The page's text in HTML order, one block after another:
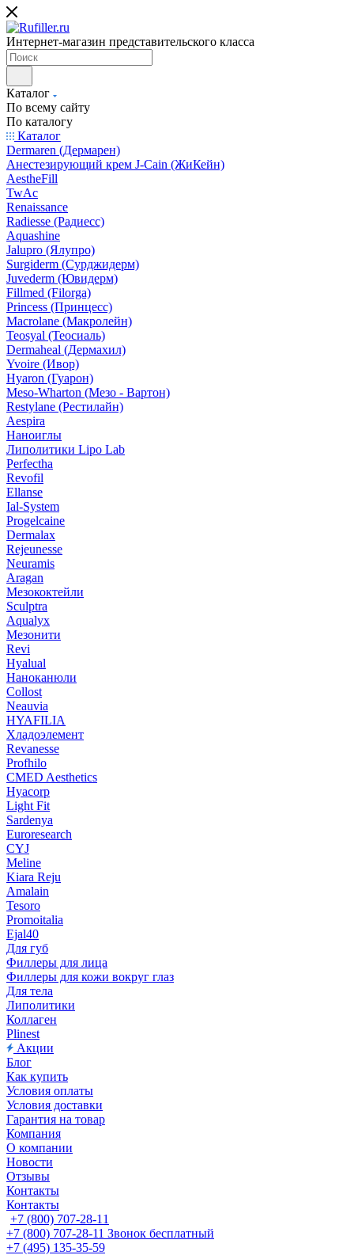
Интернет-магазин представительского класса
Каталог
По всему сайту
По каталогу
Каталог
Dermaren (Дермарен)
Анестезирующий крем J-Cain (ЖиКейн)
AestheFill
TwAc
Renaissance
Radiesse (Радиесс)
Aquashine
Jalupro (Ялупро)
Surgiderm (Сурджидерм)
Juvederm (Ювидерм)
Fillmed (Filorga)
Princess (Принцесс)
Macrolane (Макролейн)
Teosyal (Теосиаль)
Dermaheal (Дермахил)
Yvoire (Ивор)
Hyaron (Гуарон)
Meso-Wharton (Мезо - Вартон)
Restylane (Рестилайн)
Aespira
Наноиглы
Липолитики Lipo Lab
Perfectha
Revofil
Ellanse
Ial-System
Progelcaine
Dermalax
Rejeunesse
Neuramis
Aragan
Мезококтейли
Sculptra
Aqualyx
Мезонити
Revi
Hyalual
Наноканюли
Collost
Neauvia
HYAFILIA
Хладоэлемент
Revanesse
Profhilo
CMED Aesthetics
Hyacorp
Light Fit
Sardenya
Euroresearch
CYJ
Meline
Kiara Reju
Amalain
Tesoro
Promoitalia
Ejal40
Для губ
Филлеры для лица
Филлеры для кожи вокруг глаз
Для тела
Липолитики
Коллаген
Plinest
Акции
Блог
Как купить
Условия оплаты
Условия доставки
Гарантия на товар
Компания
О компании
Новости
Отзывы
Контакты
Контакты
+7 (800) 707-28-11
+7 (800) 707-28-11 Звонок бесплатный
+7 (495) 135-35-59